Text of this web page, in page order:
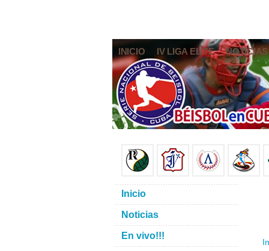
INICIO IV LIGA ELITE NOTICIAS
Inicio
Noticias
En vivo!!!